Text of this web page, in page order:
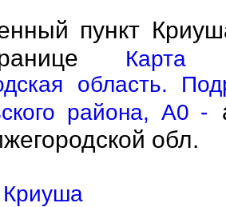
пункт
Карта
область.
района, A0 -
обл.
Криуша